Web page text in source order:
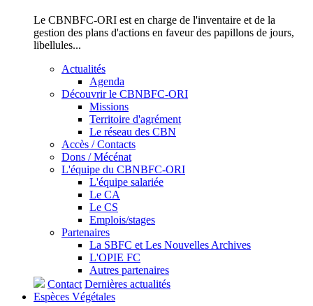
Le CBNBFC-ORI est en charge de l'inventaire et de la
gestion des plans d'actions en faveur des papillons de jours,
libellules...
Actualités
Agenda
Découvrir le CBNBFC-ORI
Missions
Territoire d'agrément
Le réseau des CBN
Accès / Contacts
Dons / Mécénat
L'équipe du CBNBFC-ORI
L'équipe salariée
Le CA
Le CS
Emplois/stages
Partenaires
La SBFC et Les Nouvelles Archives
L'OPIE FC
Autres partenaires
Contact Dernières actualités
Espèces Végétales